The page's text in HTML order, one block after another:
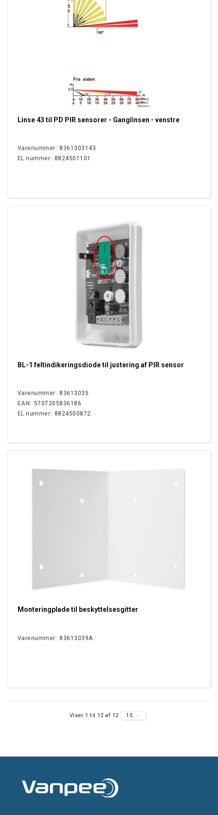
Linse 43 til PD PIR sensorer - Ganglinsen - venstre
Varenummer: 8361303143
EL nummer: 8824501101
BL-1 feltindikeringsdiode til justering af PIR sensor
Varenummer: 83613035
EAN: 5707205836186
EL nummer: 8824500872
Monteringplade til beskyttelsesgitter
Varenummer: 83613039A
Viser 1 til 12 af 12 15